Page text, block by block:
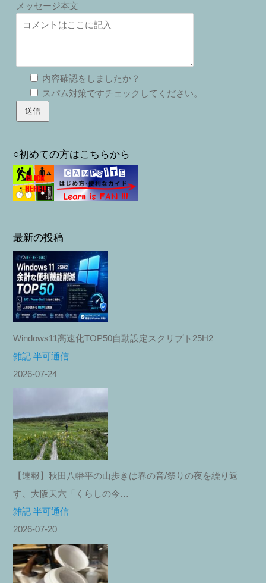
メッセージ本文
内容確認をしましたか？
スパム対策ですチェックしてください。
○初めての方はこちらから
最新の投稿
Windows11高速化TOP50自動設定スクリプト25H2
雑記 半可通信
2026-07-24
【速報】秋田八幡平の山歩きは春の音/祭りの夜を繰り返
す、大阪天六「くらしの今…
雑記 半可通信
2026-07-20